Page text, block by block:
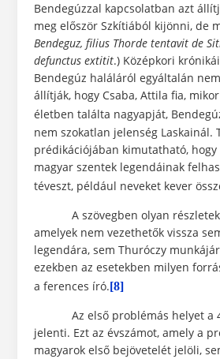
Bendegúzzal kapcsolatban azt
meg először Szkítiából kijönni, de
Bendeguz, filius Thorde tentavit de
defunctus extitit.) Középkori
Bendegúz haláláról egyáltalán
állítják, hogy Csaba, Attila fia,
életben találta nagyapját,
nem szokatlan jelenség Laskainál.
prédikációjában kimutatható, hogy
magyar szentek legendáinak
téveszt, például neveket kever
A szövegben olyan részletek
amelyek nem vezethetők vissza
legendára, sem Thuróczy
ezekben az esetekben milyen
a ferences író.[8]
Az első problémás helyet a
jelenti. Ezt az évszámot, amely a
magyarok első bejövetelét jelöli,